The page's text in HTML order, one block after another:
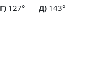
Г)127° Д)143°